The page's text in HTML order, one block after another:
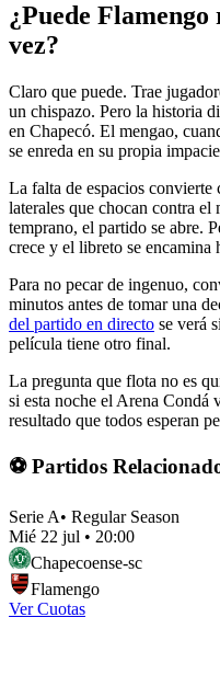
¿Puede
vez?
Claro que puede. Trae
un chispazo. Pero la historia
en Chapecó. El mengao,
se enreda en su propia
La falta de espacios convierte
laterales que chocan contra
temprano, el partido se abre.
crece y el libreto se
Para no pecar de ingenuo,
minutos antes de tomar una
del partido en directo se verá
película tiene otro final.
La pregunta que flota no es
si esta noche el Arena
resultado que todos esperan
⚽ Partidos
Serie A• Regular Season
Mié 22 jul • 20:00
Chapecoense-sc
Flamengo
Ver Cuotas